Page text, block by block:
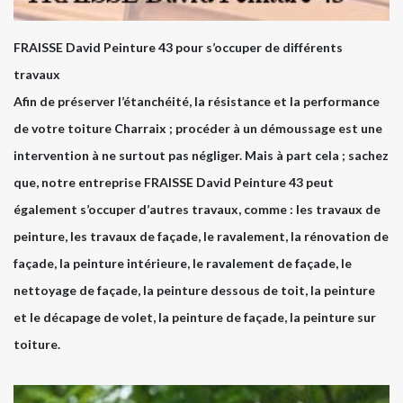
FRAISSE David Peinture 43 pour s’occuper de différents
travaux
Afin de préserver l’étanchéité, la résistance et la performance
de votre toiture Charraix ; procéder à un démoussage est une
intervention à ne surtout pas négliger. Mais à part cela ; sachez
que, notre entreprise FRAISSE David Peinture 43 peut
également s’occuper d’autres travaux, comme : les travaux de
peinture, les travaux de façade, le ravalement, la rénovation de
façade, la peinture intérieure, le ravalement de façade, le
nettoyage de façade, la peinture dessous de toit, la peinture
et le décapage de volet, la peinture de façade, la peinture sur
toiture.